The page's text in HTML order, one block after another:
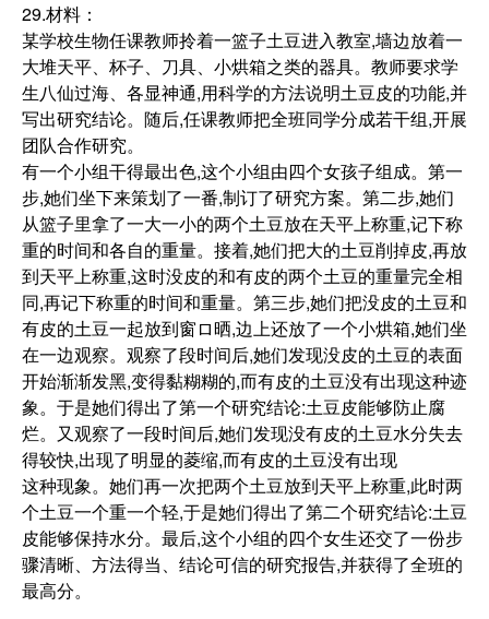
29.材料：
某学校生物任课教师拎着一篮子土豆进入教室,墙边放着一
大堆天平、杯子、刀具、小烘箱之类的器具。教师要求学
生八仙过海、各显神通,用科学的方法说明土豆皮的功能,并
写出研究结论。随后,任课教师把全班同学分成若干组,开展
团队合作研究。
有一个小组干得最出色,这个小组由四个女孩子组成。第一
步,她们坐下来策划了一番,制订了研究方案。第二步,她们
从篮子里拿了一大一小的两个土豆放在天平上称重,记下称
重的时间和各自的重量。接着,她们把大的土豆削掉皮,再放
到天平上称重,这时没皮的和有皮的两个土豆的重量完全相
同,再记下称重的时间和重量。第三步,她们把没皮的土豆和
有皮的土豆一起放到窗ロ晒,边上还放了一个小烘箱,她们坐
在一边观察。观察了段时间后,她们发现没皮的土豆的表面
开始渐渐发黑,变得黏糊糊的,而有皮的土豆没有出现这种迹
象。于是她们得出了第一个研究结论:土豆皮能够防止腐
烂。又观察了一段时间后,她们发现没有皮的土豆水分失去
得较快,出现了明显的菱缩,而有皮的土豆没有出现
这种现象。她们再一次把两个土豆放到天平上称重,此时两
个土豆一个重一个轻,于是她们得出了第二个研究结论:土豆
皮能够保持水分。最后,这个小组的四个女生还交了一份步
骤清晰、方法得当、结论可信的研究报告,并获得了全班的
最高分。